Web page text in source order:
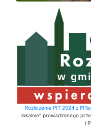
Rozliczenie PIT 2024 z
lokalnie" prowadzonego
i